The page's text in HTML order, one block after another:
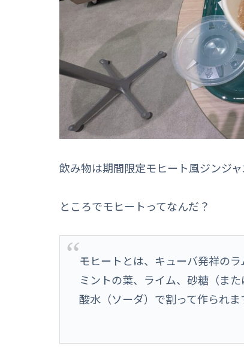
飲み物は期間限定モヒート風ジンジャ
ところでモヒートってなんだ？
モヒートとは、キューバ発祥のラ
ミントの葉、ライム、砂糖（ま
酸水（ソーダ）で割って作られま